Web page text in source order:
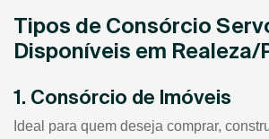
Tipos de Consórcio
Disponíveis em Realeza/
1. Consórcio de Imóveis
Ideal para quem deseja comprar,